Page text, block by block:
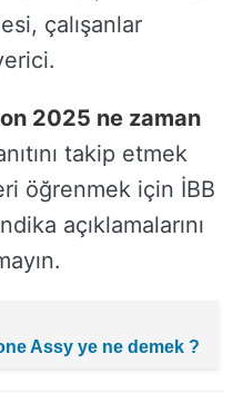
çalışanlar
2025 ne zaman
takip etmek
öğrenmek için İBB
açıklamalarını
Assy ye ne demek ?